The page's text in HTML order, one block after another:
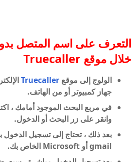
التعرف على اسم المتصل
خلال موقع Truecaller
الولوج إلى موقع Truecaller
جهاز كمبيوتر أو من الهاتف.
في مربع البحث الموجود أمامك ،
وانقر على زر البحث أو الدخول.
بعد ذلك ، تحتاج إلى تسجيل
gmail أو Microsoft الخاص بك.